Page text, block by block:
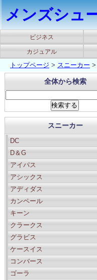
メンズシュ
ビジネス
カジュアル
トップページ > スニーカー >
全体から検索
スニーカー
DC
D＆G
アイパス
アシックス
アディダス
カンペール
キーン
クラークス
グラビス
ケースイス
コンバース
ゴーラ